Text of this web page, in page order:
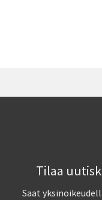
Tilaa
Saat